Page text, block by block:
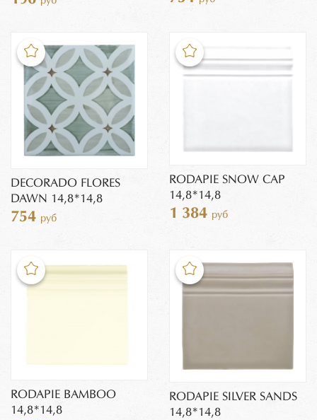
DECORADO FLORES
DAWN 14,8*14,8
754 руб
RODAPIE SNOW CAP
14,8*14,8
1 384 руб
RODAPIE BAMBOO
14,8*14,8
RODAPIE SILVER SANDS
14,8*14,8